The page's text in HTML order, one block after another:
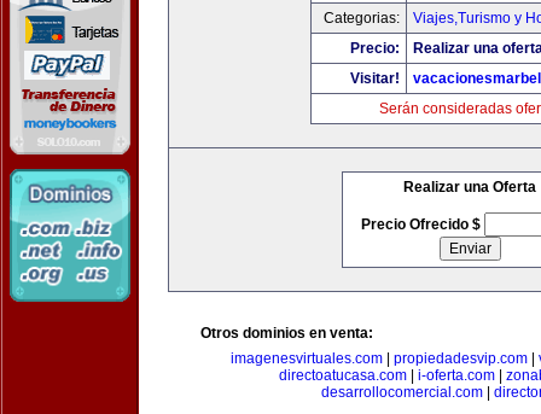
Categorias:
Viajes,Turismo y
Precio:
Realizar una
Visitar!
Serán consideradas
Realizar una Oferta
Precio Ofrecido $
Otros dominios en venta:
imagenesvirtuales.com| propiedadesvip.com|
directoatucasa.com| i-oferta.com|
desarrollocomercial.com